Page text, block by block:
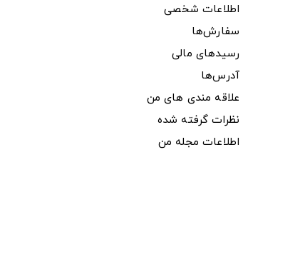
اطلاعات شخصی
سفارش‌ها
رسیدهای مالی
آدرس‌ها
علاقه مندی های من
نظرات گرفته شده
اطلاعات مجله من